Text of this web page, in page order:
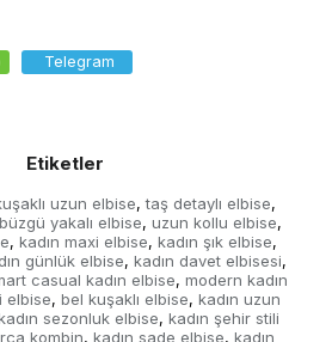
Telegram
Etiketler
uzun elbise, taş detaylı elbise,
büzgü yakalı elbise, uzun kollu elbise,
, kadın maxi elbise, kadın şık elbise,
günlük elbise, kadın davet elbisesi,
casual kadın elbise, modern kadın
elbise, bel kuşaklı elbise, kadın uzun
sezonluk elbise, kadın şehir stili
kombin, kadın sade elbise, kadın